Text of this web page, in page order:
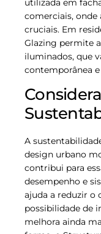
utilizada em
comerciais, onde
cruciais. Em
Glazing permite
iluminados, que
contemporânea
A
design urbano
contribui para
desempenho e
ajuda a reduzir o
possibilidade de
melhora ainda